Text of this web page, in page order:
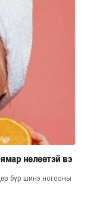
нөлөөтэй вэ
бүр шинэ ногооны